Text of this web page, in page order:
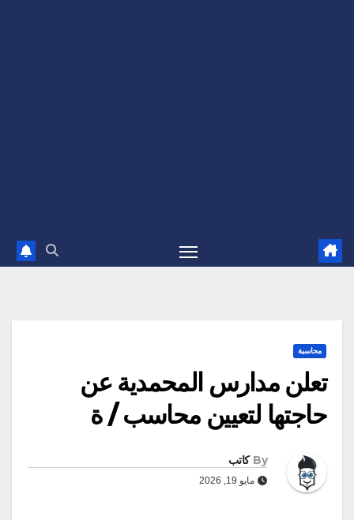
محاسبة
تعلن مدارس المحمدية عن
حاجتها لتعيين محاسب / ة
By كاتب
مايو 19, 2026